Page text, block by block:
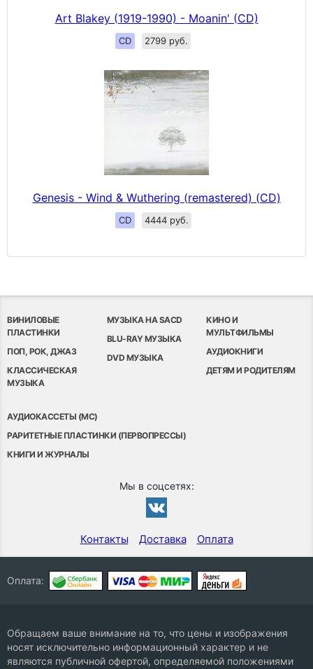
Art Blakey (1919-1990) - Moanin' (CD)
CD 2799 руб.
Genesis - Wind & Wuthering (remastered) (CD)
CD 4444 руб.
ВИНИЛОВЫЕ
ПЛАСТИНКИ
ПОП, РОК, ДЖАЗ
КЛАССИЧЕСКАЯ
МУЗЫКА
МУЗЫКА НА SACD
BLU-RAY МУЗЫКА
DVD МУЗЫКА
КИНО И
МУЛЬТФИЛЬМЫ
АУДИОКНИГИ
ДЕТЯМ И РОДИТЕЛЯМ
АУДИОКАССЕТЫ (MC)
РАРИТЕТНЫЕ ПЛАСТИНКИ (ПЕРВОПРЕССЫ)
КНИГИ И ЖУРНАЛЫ
Мы в соцсетях:
Контакты Доставка Оплата
Оплата:
Обращаем ваше внимание на то, что цены и изображения
носят исключительно информационный характер и не
являются публичной офертой, определяемой положениями